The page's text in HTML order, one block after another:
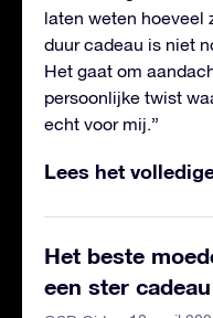
laten weten hoeveel
duur cadeau is niet
Het gaat om
persoonlijke twist
echt voor mij.”
Lees het
Het beste
een ster